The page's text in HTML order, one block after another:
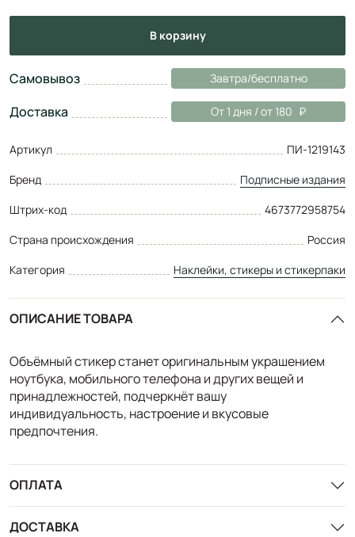
в корзину
Самовывоз Завтра/бесплатно
Доставка От 1 дня / от 180
Артикул
ПИ-1219143
Бренд
Подписные издания
Штрих-код
4673772958754
Страна происхождения
Россия
Категория
Наклейки, стикеры и стикерпаки
ОПИСАНИЕ ТОВАРА
Объёмный стикер станет оригинальным украшением
ноутбука, мобильного телефона и других вещей и
принадлежностей, подчеркнёт вашу
индивидуальность, настроение и вкусовые
предпочтения.
ОПЛАТА
ДОСТАВКА